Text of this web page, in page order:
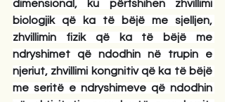
dimensional, ku përfshihen zhvillimi
biologjik që ka të bëjë me sjelljen,
zhvillimin fizik që ka të bëjë me
ndryshimet që ndodhin në trupin e
njeriut, zhvillimi kongnitiv që ka të bëjë
me seritë e ndryshimeve që ndodhin